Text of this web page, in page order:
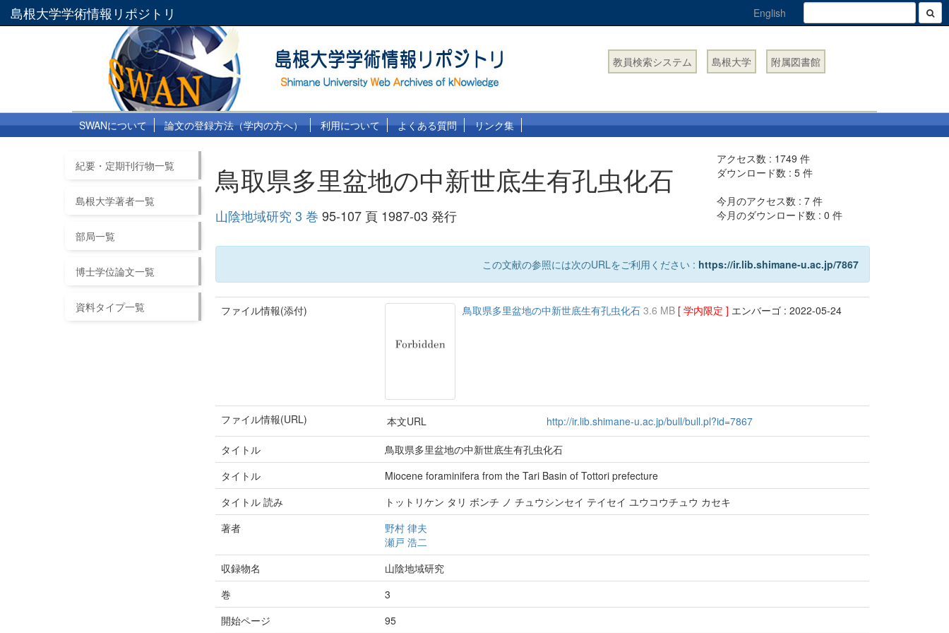
島根大学学術情報リポジトリ English
教員検索システム 島根大学 附属図書館
SWANについて 論文の登録方法（学内の方へ） 利用について よくある質問 リンク集
紀要・定期刊行物一覧
島根大学著者一覧
部局一覧
博士学位論文一覧
資料タイプ一覧
鳥取県多里盆地の中新世底生有孔虫化石
山陰地域研究 3 巻 95-107 頁 1987-03 発行
アクセス数 : 1749 件
ダウンロード数 :5 件
今月のアクセス数 :7 件
今月のダウンロード数 :0 件
この文献の参照には次のURLをご利用ください : https://ir.lib.shimane-u.ac.jp/7867
ファイル情報(添付) 鳥取県多里盆地の中新世底生有孔虫化石3.6 MB [ 学内限定 ] エンバーゴ : 2022-05-24
ファイル情報(URL) 本文URL
http://ir.lib.shimane-u.ac.jp/bull/bull.pl?id=7867
タイトル
鳥取県多里盆地の中新世底生有孔虫化石
タイトル
Miocene foraminifera from the Tari Basin of Tottori prefecture
タイトル 読み
トットリケン タリ ボンチ ノ チュウシンセイ テイセイ ユウコウチュウ カセキ
著者
野村 律夫
瀬戸 浩二
収録物名
山陰地域研究
巻
3
開始ページ
95